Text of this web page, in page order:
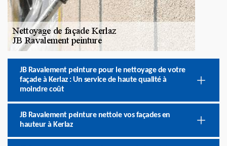
JB Ravalement peinture pour le nettoyage de votre
façade à Kerlaz : Un service de haute qualité à
moindre coût
JB Ravalement peinture nettoie vos façades en
hauteur à Kerlaz